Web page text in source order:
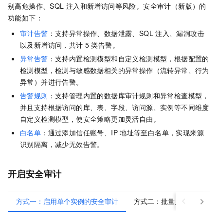
别高危操作、SQL 注入和新增访问等风险。安全审计（新版）的
功能如下：
审计告警 ：支持异常操作、数据泄露、SQL 注入、漏洞攻击
以及新增访问，共计 5 类告警。
异常告警 ：支持内置检测模型和自定义检测模型，根据配置的
检测模型，检测与敏感数据相关的异常操作（流转异常、行为
异常）并进行告警。
告警规则 ：支持管理内置的数据库审计规则和异常检查模型，
并且支持根据访问的库、表、字段、访问源、实例等不同维度
自定义检测模型，使安全策略更加灵活自由。
白名单 ：通过添加信任账号、IP 地址等至白名单，实现来源
识别隔离，减少无效告警。
开启安全审计
方式一：启用单个实例的安全审计 方式二：批量启用安全审计